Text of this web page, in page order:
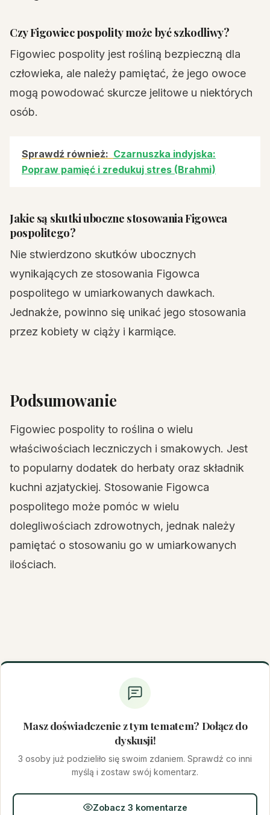
Czy Figowiec pospolity może być szkodliwy?
Figowiec pospolity jest rośliną bezpieczną dla
człowieka, ale należy pamiętać, że jego owoce
mogą powodować skurcze jelitowe u niektórych
osób.
Sprawdź również: Czarnuszka indyjska:
Popraw pamięć i zredukuj stres (Brahmi)
Jakie są skutki uboczne stosowania Figowca
pospolitego?
Nie stwierdzono skutków ubocznych
wynikających ze stosowania Figowca
pospolitego w umiarkowanych dawkach.
Jednakże, powinno się unikać jego stosowania
przez kobiety w ciąży i karmiące.
Podsumowanie
Figowiec pospolity to roślina o wielu
właściwościach leczniczych i smakowych. Jest
to popularny dodatek do herbaty oraz składnik
kuchni azjatyckiej. Stosowanie Figowca
pospolitego może pomóc w wielu
dolegliwościach zdrowotnych, jednak należy
pamiętać o stosowaniu go w umiarkowanych
ilościach.
Masz doświadczenie z tym tematem? Dołącz do
dyskusji!
3 osoby już podzieliło się swoim zdaniem. Sprawdź co inni
myślą i zostaw swój komentarz.
Zobacz 3 komentarze